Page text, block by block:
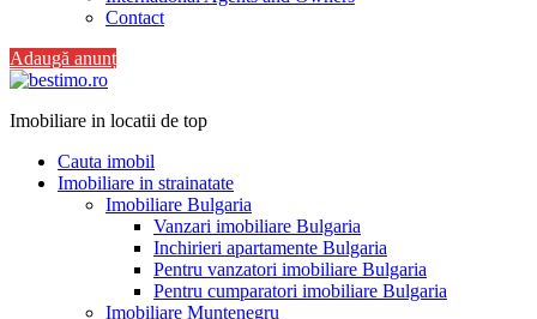
Contact
Adaugă anunț
Imobiliare in locatii de top
Cauta imobil
Imobiliare in strainatate
Imobiliare Bulgaria
Vanzari imobiliare Bulgaria
Inchirieri apartamente Bulgaria
Pentru vanzatori imobiliare Bulgaria
Pentru cumparatori imobiliare Bulgaria
Imobiliare Muntenegru